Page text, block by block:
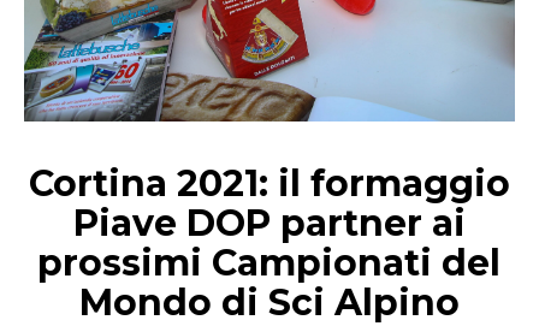
Cortina 2021: il formaggio
Piave DOP partner ai
prossimi Campionati del
Mondo di Sci Alpino